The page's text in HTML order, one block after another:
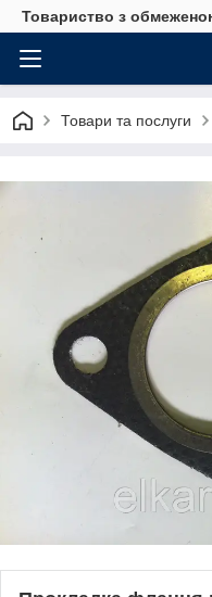
Товариство з
Товари та послуги